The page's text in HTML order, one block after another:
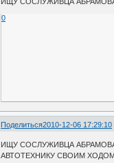
0
Поделиться2010-12-06 17:29:10
ИЩУ СОСЛУЖИВЦА
АВТОТЕХНИКУ СВОИМ ХОДОМ